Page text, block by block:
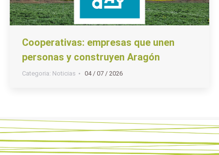
Cooperativas: empresas que unen
personas y construyen Aragón
Categoria: Noticias 04 / 07 / 2026